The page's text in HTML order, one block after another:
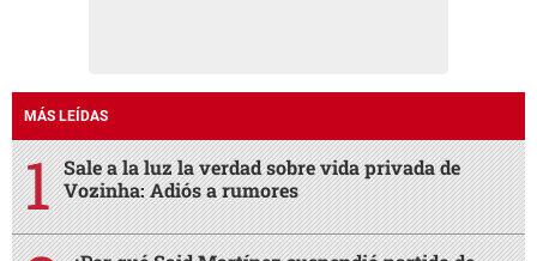
MÁS LEÍDAS
Sale a la luz la verdad sobre vida privada de
Vozinha: Adiós a rumores